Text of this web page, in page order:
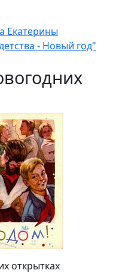
Екатерины
- Новый год"
открытках